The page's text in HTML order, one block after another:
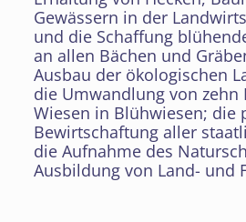
Gewässern in der
und die Schaffung
an allen Bächen und
Ausbau der ökologischen
die Umwandlung von zehn
Wiesen in Blühwiesen; die
Bewirtschaftung aller
die Aufnahme des
Ausbildung von Land- und